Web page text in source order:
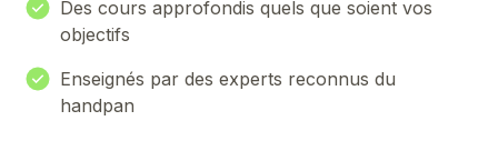
Des cours approfondis quels que soient vos
objectifs
Enseignés par des experts reconnus du
handpan